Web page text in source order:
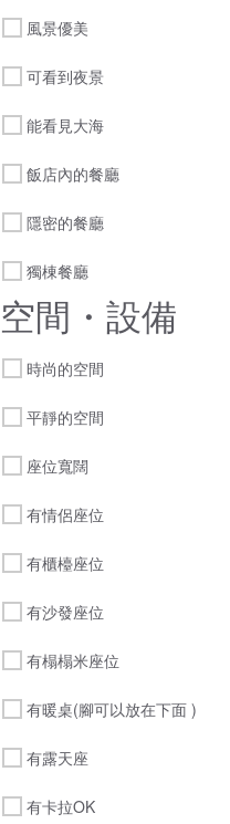
風景優美
可看到夜景
能看見大海
飯店內的餐廳
隱密的餐廳
獨棟餐廳
空間・設備
時尚的空間
平靜的空間
座位寬闊
有情侶座位
有櫃檯座位
有沙發座位
有榻榻米座位
有暖桌(腳可以放在下面 )
有露天座
有卡拉OK